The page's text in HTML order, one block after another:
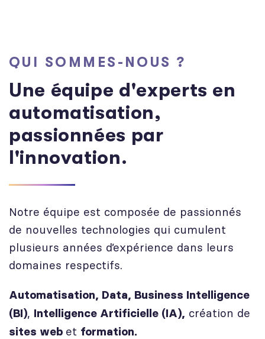
QU SO M M ES - N O US ?
Une équipe d'experts en
automatisation,
passionnées par
l'innovation.
Notre équipe est composée de passionnés
de nouvelles technologies qui cumulent
plusieurs années d’expérience dans leurs
domaines respectifs.
Automatisation, Data, Business Intelligence
(BI), Intelligence Artificielle (IA), création de
sites web et formation.